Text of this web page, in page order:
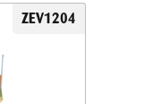
ZEV1204